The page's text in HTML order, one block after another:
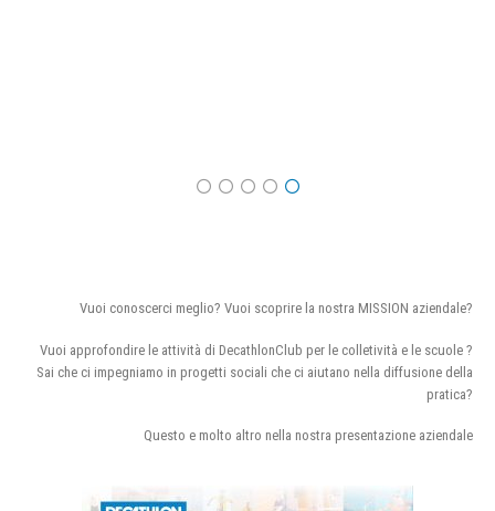
Vuoi conoscerci meglio? Vuoi scoprire la nostra MISSION aziendale?
Vuoi approfondire le attività di DecathlonClub per le colletività e le scuole ?
Sai che ci impegniamo in progetti sociali che ci aiutano nella diffusione della
pratica?
Questo e molto altro nella nostra presentazione aziendale